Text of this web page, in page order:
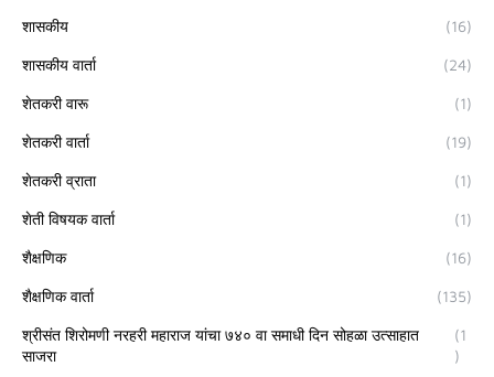
शासकीय (16)
शासकीय वार्ता (24)
शेतकरी वारू (1)
शेतकरी वार्ता (19)
शेतकरी व्राता (1)
शेती विषयक वार्ता (1)
शैक्षणिक (16)
शैक्षणिक वार्ता (135)
श्रीसंत शिरोमणी नरहरी महाराज यांचा ७४० वा समाधी दिन सोहळा उत्साहात
साजरा
(1
)